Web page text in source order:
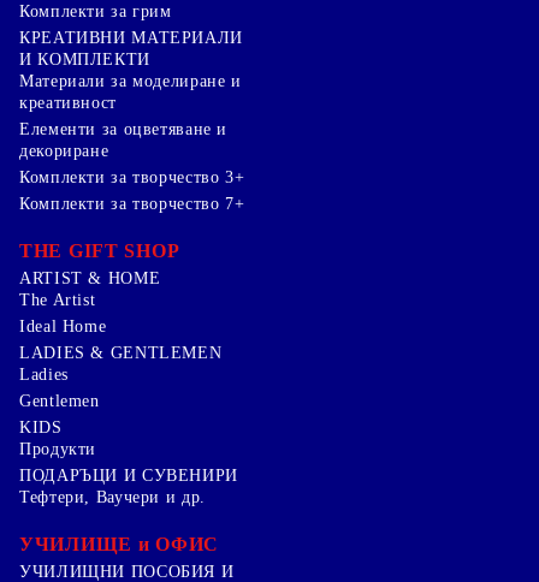
Комплекти за грим
КРЕАТИВНИ МАТЕРИАЛИ
И КОМПЛЕКТИ
Mатериали за моделиране и
креативност
Елементи за оцветяване и
декориране
Комплекти за творчество 3+
Комплекти за творчество 7+
THE GIFT SHOP
ARTIST & HOME
The Artist
Ideal Home
LADIES & GENTLEMEN
Ladies
Gentlemen
KIDS
Продукти
ПОДАРЪЦИ И СУВЕНИРИ
Тефтери, Ваучери и др.
УЧИЛИЩЕ и ОФИС
УЧИЛИЩНИ ПОСОБИЯ И